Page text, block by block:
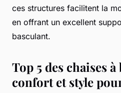
ces structures facilitent la
en offrant un excellent
basculant.
Top 5 des chaises
confort et style